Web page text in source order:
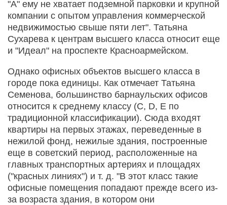
"А" ему не хватает подземной парковки и крупной
компании с опытом управления коммерческой
недвижимостью свыше пяти лет". Татьяна
Сухарева к центрам высшего класса относит еще
и "Идеал" на проспекте Красноармейском.
Однако офисных объектов высшего класса в
городе пока единицы. Как отмечает Татьяна
Семенова, большинство барнаульских офисов
относится к среднему классу (C, D, Е по
традиционной классификации). Сюда входят
квартиры на первых этажах, переведенные в
нежилой фонд, нежилые здания, построенные
еще в советский период, расположенные на
главных транспортных артериях и площадях
("красных линиях") и т. д. "В этот класс такие
офисные помещения попадают прежде всего из-
за возраста здания, в котором они